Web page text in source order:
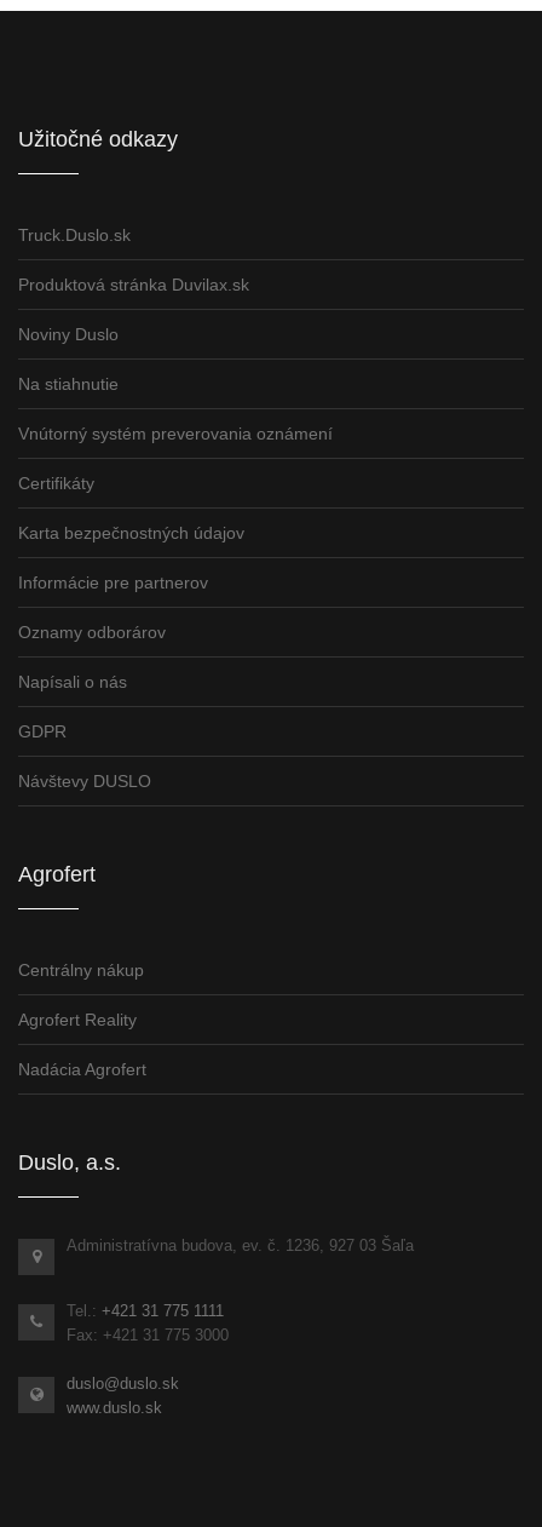
Užitočné odkazy
Truck.Duslo.sk
Produktová stránka Duvilax.sk
Noviny Duslo
Na stiahnutie
Vnútorný systém preverovania oznámení
Certifikáty
Karta bezpečnostných údajov
Informácie pre partnerov
Oznamy odborárov
Napísali o nás
GDPR
Návštevy DUSLO
Agrofert
Centrálny nákup
Agrofert Reality
Nadácia Agrofert
Duslo, a.s.
Administratívna budova, ev. č. 1236, 927 03 Šaľa
Tel.: +421 31 775 1111
Fax: +421 31 775 3000
duslo@duslo.sk
www.duslo.sk